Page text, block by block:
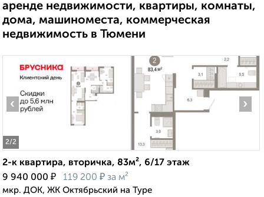
аренде недвижимости, квартиры, комнаты,
дома, машиноместа, коммерческая
недвижимость в Тюмени
2/2
‹ ›
2-к квартира, вторичка, 83м², 6/17 этаж
9 940 000 ₽ 119 200 ₽ за м²
мкр. ДОК, ЖК Октябрьский на Туре